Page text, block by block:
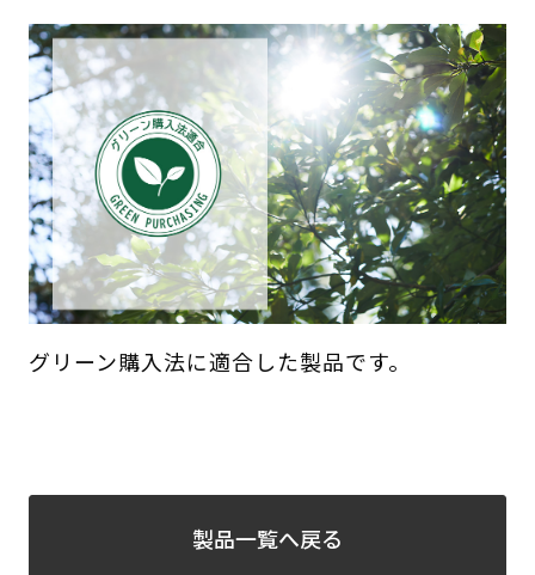
グリーン購入法に適合した製品です。
製品一覧へ戻る